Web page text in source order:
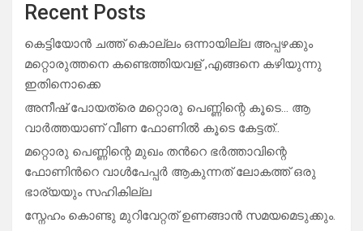
Recent Posts
കെട്ടിയോൻ ചത്ത് കൊല്ലം ഒന്നായില്ല അപ്പഴക്കും
മറ്റൊരുത്തനെ കണ്ടെത്തിയവള് ,എങ്ങനെ കഴിയുന്നു
ഇതിനൊക്കെ
അനീഷ് പോയത്രെ മറ്റൊരു പെണ്ണിന്റെ കൂടെ… ആ
വാർത്തയാണ് വീണ ഫോണിൽ കൂടെ കേട്ടത്..
മറ്റൊരു പെണ്ണിന്റെ മുഖം തൻറെ ഭർത്താവിന്റെ
ഫോണിൻറെ വാൾപേപ്പർ ആകുന്നത് ലോകത്ത് ഒരു
ഭാര്യയും സഹികില്ല
സ്നേഹം കൊണ്ടു മുറിവേറ്റത് ഉണങ്ങാൻ സമയമെടുക്കും.